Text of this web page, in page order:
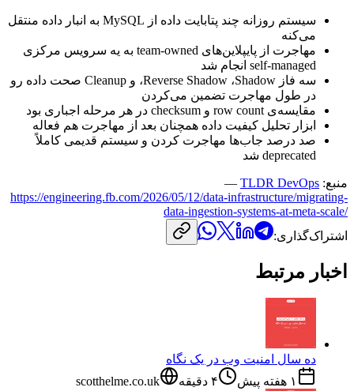
سیستم روزانه چند پتابایت داده از MySQL به انبار داده منتقل
می‌کنه
مهاجرت از پایپلاین‌های team-owned به یه سرویس مرکزی
self-managed انجام شد
سه فاز Shadow، Reverse Shadow، و Cleanup صحت داده رو
در طول مهاجرت تضمین می‌کردن
مقایسه‌ی row count و checksum در هر مرحله اجباری بود
ابزار تحلیل کیفیت داده همچنان بعد از مهاجرت هم فعاله
صد درصد جاب‌ها مهاجرت کردن و سیستم قدیمی کاملاً
deprecated شد
منبع: TLDR DevOps
—
https://engineering.fb.com/2026/05/12/data-infrastructure/migrating-
data-ingestion-systems-at-meta-scale/
اشتراک‌گذاری:
اخبار مرتبط
ده سال امنیت وب در یک نگاه
۱ هفته پیش
۴ دقیقه scotthelme.co.uk